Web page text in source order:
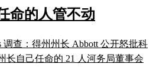
命的人管不动
调查：得州州长 Abbott 公开怒批科
长自己任命的 21 人河务局董事会